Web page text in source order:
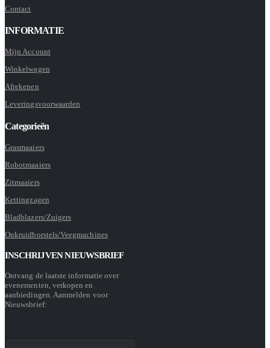
Contact
INFORMATIE
Mijn Account
Winkelwagen
Afrekenen
Leveringsvoorwaarden
Categorieën
Grasmaaiers
Robotmaaiers
Zitmaaiers
Kettingzagen
Bladblazers/Zuigers
Onkruidborstels/Veegmachines
INSCHRIJVEN NIEUWSBRIEF
Ontvang de laatste informatie over
evenementen, verkopen en
aanbiedingen. Aanmelden voor
Nieuwsbrief: